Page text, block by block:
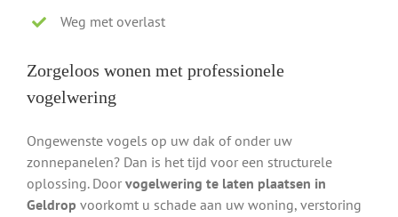
Weg met overlast
Zorgeloos wonen met professionele
vogelwering
Ongewenste vogels op uw dak of onder uw
zonnepanelen? Dan is het tijd voor een structurele
oplossing. Door vogelwering te laten plaatsen in
Geldrop voorkomt u schade aan uw woning, verstoring